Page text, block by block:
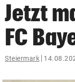
search
Suchbegriff
eingeben
Jetzt
FC
Steiermark